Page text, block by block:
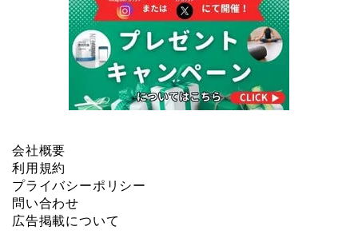
会社概要
利用規約
プライバシーポリシー
問い合わせ
広告掲載について